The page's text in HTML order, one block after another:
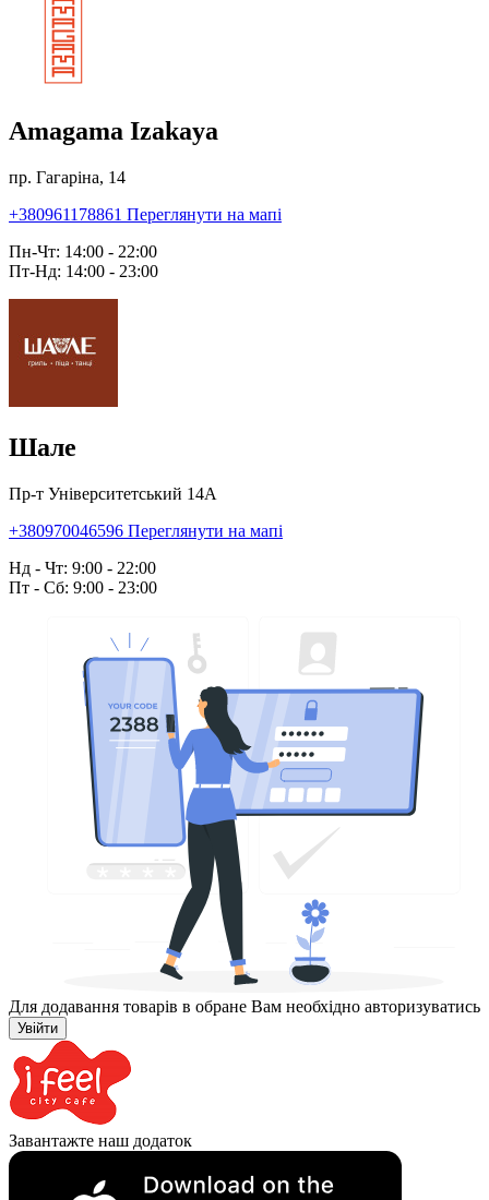
Amagama Izakaya
пр. Гагаріна, 14
+380961178861 Переглянути на мапі
Пн-Чт: 14:00 - 22:00
Пт-Нд: 14:00 - 23:00
Шале
Пр-т Університетський 14А
+380970046596 Переглянути на мапі
Нд - Чт: 9:00 - 22:00
Пт - Сб: 9:00 - 23:00
Для додавання товарів в обране Вам необхідно авторизуватись
Увійти
Завантажте наш додаток